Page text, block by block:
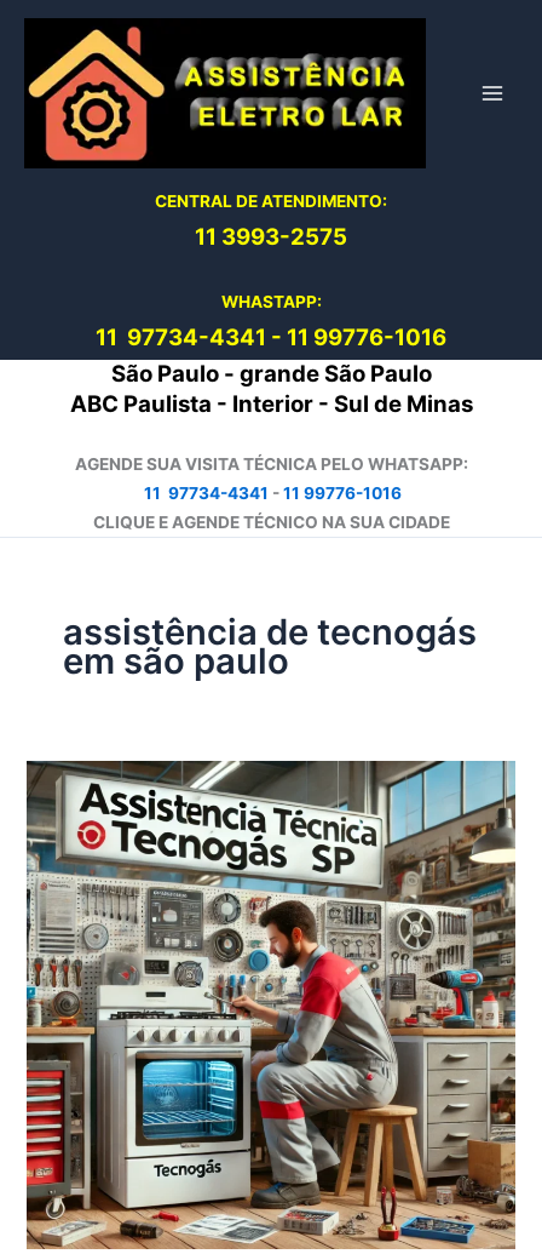
conteúdo
CENTRAL DE ATENDIMENTO:
11 3993-2575
WHASTAPP:
11 97734-4341 - 11 99776-1016
São Paulo - grande São Paulo
ABC Paulista - Interior - Sul de Minas
AGENDE SUA VISITA TÉCNICA PELO WHATSAPP:
11 97734-4341 -11 99776-1016
CLIQUE E AGENDE TÉCNICO NA SUA CIDADE
assistência de tecnogás
em são paulo